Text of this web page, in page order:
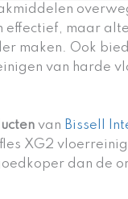
effectief, maar
maken. Ook
van harde
van Bissell
XG2
dan de